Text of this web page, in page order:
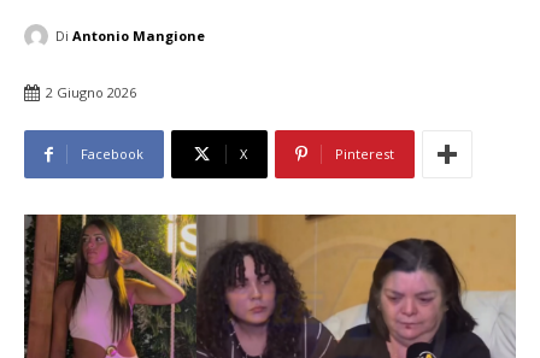
Di Antonio Mangione
2 Giugno 2026
Facebook X Pinterest